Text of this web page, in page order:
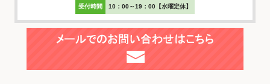
受付時間 10：00～19：00【水曜定休】